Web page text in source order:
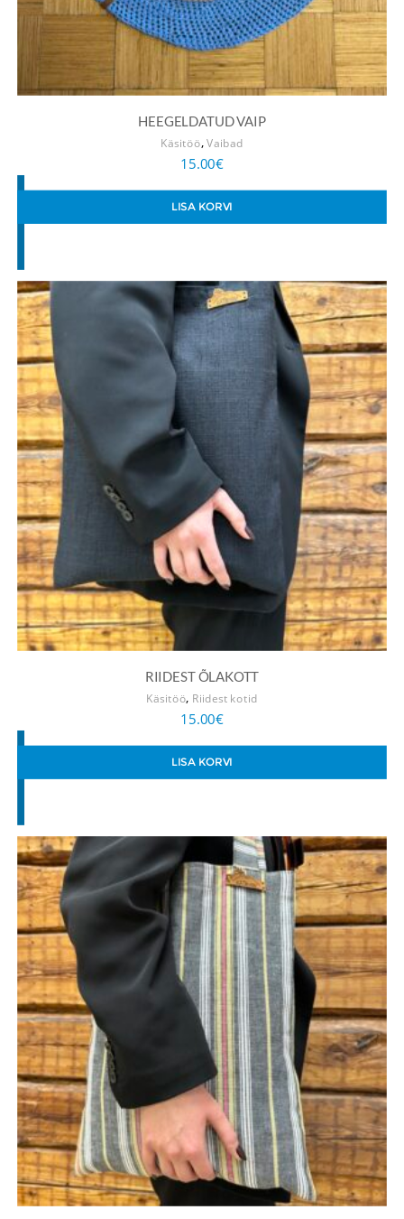
HEEGELDATUD VAIP
Käsitöö,Vaibad
15.00€
LISA KORVI
RIIDEST ÕLAKOTT
Käsitöö, Riidest kotid
15.00€
LISA KORVI